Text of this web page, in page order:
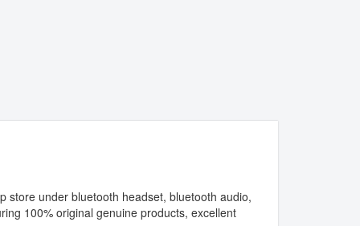
store under bluetooth headset, bluetooth audio,
100% original genuine products, excellent